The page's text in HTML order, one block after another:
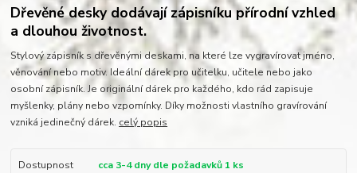
Dřevěné desky dodávají zápisníku přírodní vzhled
a dlouhou životnost.
Stylový zápisník s dřevěnými deskami, na které lze vygravírovat jméno,
věnování nebo motiv. Ideální dárek pro učitelku, učitele nebo jako
osobní zápisník. Je originální dárek pro každého, kdo rád zapisuje
myšlenky, plány nebo vzpomínky. Díky možnosti vlastního gravírování
vzniká jedinečný dárek. celý popis
Dostupnost
cca 3-4 dny dle požadavků 1 ks